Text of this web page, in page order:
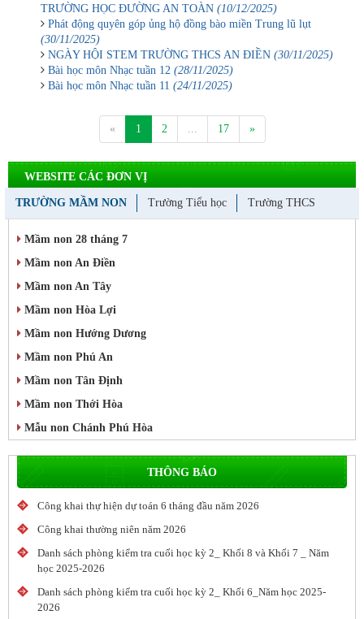
TRƯỜNG HỌC ĐƯỜNG AN TOÀN (10/12/2025)
Phát động quyên góp ủng hộ đồng bào miền Trung lũ lụt
(30/11/2025)
NGÀY HỘI STEM TRƯỜNG THCS AN ĐIỀN (30/11/2025)
Bài học môn Nhạc tuần 12 (28/11/2025)
Bài học môn Nhạc tuần 11 (24/11/2025)
« 1 2 ... 17 »
WEBSITE CÁC ĐƠN VỊ
TRƯỜNG MẦM NON Trường Tiểu học Trường THCS
Mầm non 28 tháng 7
Mầm non An Điền
Mầm non An Tây
Mầm non Hòa Lợi
Mầm non Hướng Dương
Mầm non Phú An
Mầm non Tân Định
Mầm non Thới Hòa
Mẫu non Chánh Phú Hòa
THÔNG BÁO
Công khai thự hiện dự toán 6 tháng đầu năm 2026
Công khai thường niên năm 2026
Danh sách phòng kiểm tra cuối học kỳ 2_ Khối 8 và Khối 7 _ Năm
học 2025-2026
Danh sách phòng kiểm tra cuối học kỳ 2_ Khối 6_Năm học 2025-
2026